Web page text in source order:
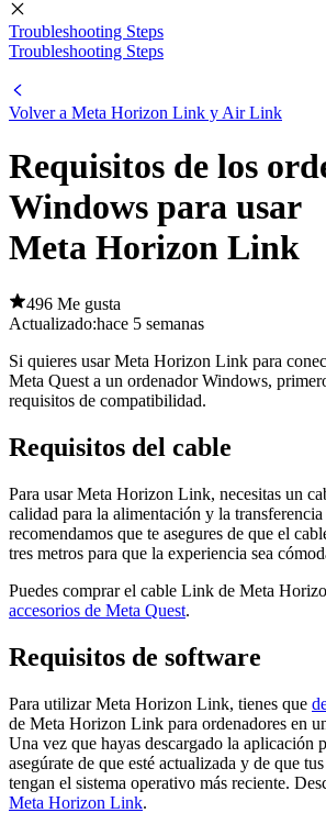
Troubleshooting Steps
Troubleshooting Steps
Volver a Meta Horizon Link y Air Link
Requisitos de los
Windows para usar
Meta Horizon Link
496 Me gusta
Actualizado:hace 5 semanas
Si quieres usar Meta Horizon Link para
Meta Quest a un ordenador Windows,
requisitos de compatibilidad.
Requisitos del cable
Para usar Meta Horizon Link, necesitas un
calidad para la alimentación y la
recomendamos que te asegures de que el
tres metros para que la experiencia sea
Puedes comprar el cable Link de Meta
accesorios de Meta Quest.
Requisitos de software
Para utilizar Meta Horizon Link, tienes que
de Meta Horizon Link para ordenadores en
Una vez que hayas descargado la aplicación
asegúrate de que esté actualizada y de que
tengan el sistema operativo más reciente.
Meta Horizon Link.